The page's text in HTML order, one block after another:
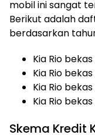
mobil ini sangat
Berikut adalah
berdasarkan
Kia Rio
Kia Rio
Kia Rio
Kia Rio
Skema Kredit